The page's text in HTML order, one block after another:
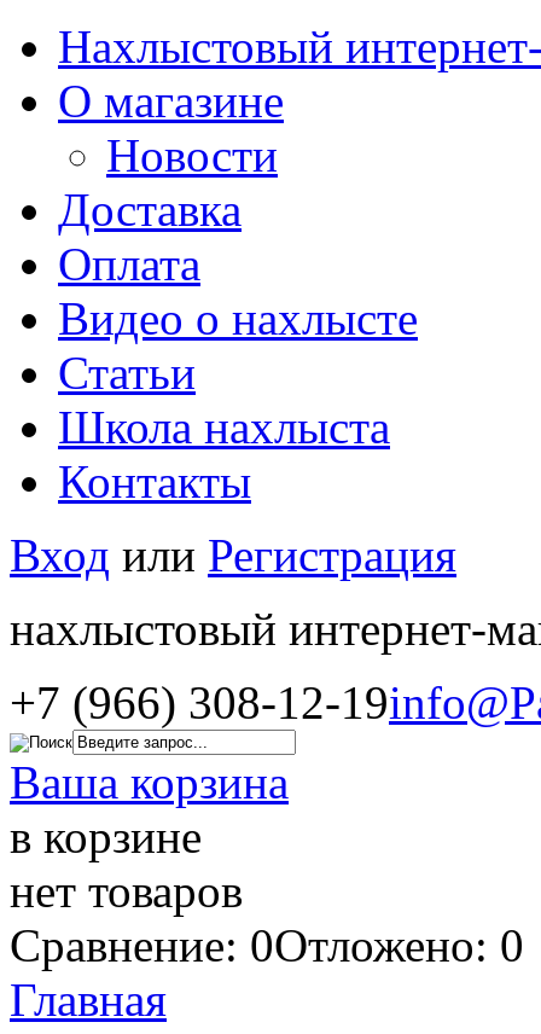
Нахлыстовый
О магазине
Новости
Доставка
Оплата
Видео о нахлысте
Статьи
Школа нахлыста
Контакты
Вход или Регистрация
нахлыстовый интернет-
+7 (966) 308-12-19
Ваша корзина
в корзине
нет товаров
Сравнение: 0Отложено: 0
Главная